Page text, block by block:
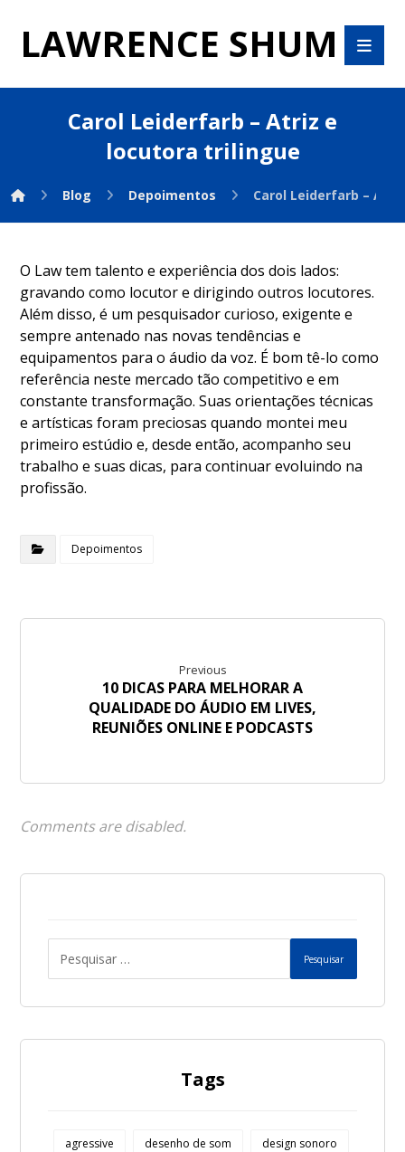
LAWRENCE SHUM
Carol Leiderfarb – Atriz e
locutora trilingue
Blog Depoimentos Carol Leiderfarb –
O Law tem talento e experiência dos dois lados:
gravando como locutor e dirigindo outros locutores.
Além disso, é um pesquisador curioso, exigente e
sempre antenado nas novas tendências e
equipamentos para o áudio da voz. É bom tê-lo como
referência neste mercado tão competitivo e em
constante transformação. Suas orientações técnicas
e artísticas foram preciosas quando montei meu
primeiro estúdio e, desde então, acompanho seu
trabalho e suas dicas, para continuar evoluindo na
profissão.
Depoimentos
Previous
10 DICAS PARA MELHORAR A
QUALIDADE DO ÁUDIO EM LIVES,
REUNIÕES ONLINE E PODCASTS
Comments are disabled.
Pesquisar
Tags
agressive desenho de som design sonoro